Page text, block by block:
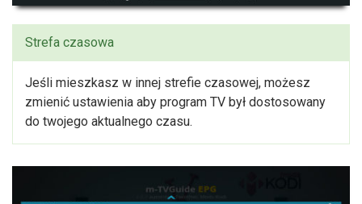
Strefa czasowa
Jeśli mieszkasz w innej strefie czasowej, możesz
zmienić ustawienia aby program TV był dostosowany
do twojego aktualnego czasu.